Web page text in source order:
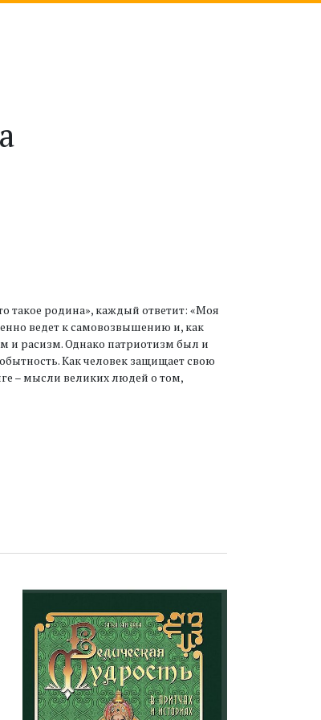
такое родина», каждый ответит: «Моя
ведет к самовозвышению и, как
и расизм. Однако патриотизм был и
Как человек защищает свою
– мысли великих людей о том,